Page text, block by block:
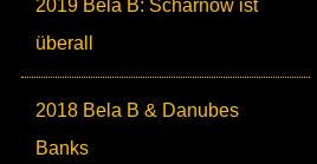
2019 Bela B: Scharnow ist
überall
2018 Bela B & Danubes
Banks